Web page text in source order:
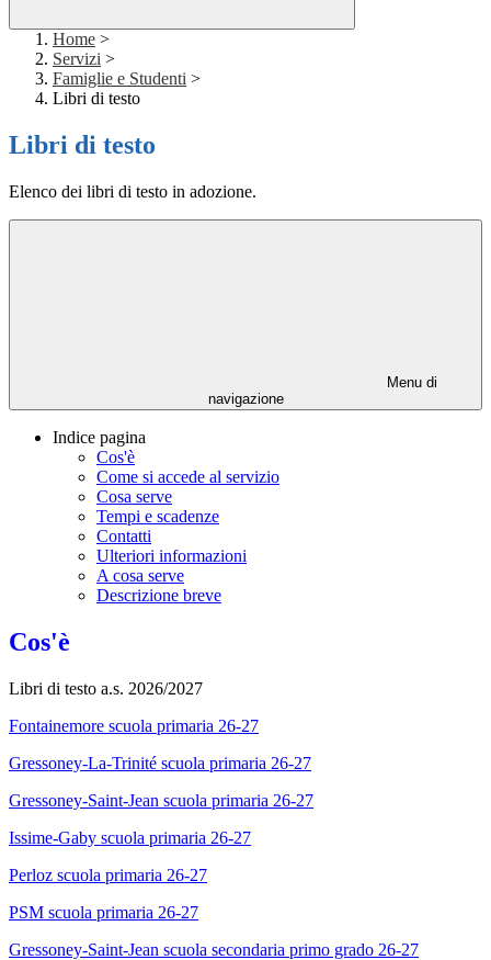
Home >
Servizi >
Famiglie e Studenti >
Libri di testo
Libri di testo
Elenco dei libri di testo in adozione.
Menu di
navigazione
Indice pagina
Cos'è
Come si accede al servizio
Cosa serve
Tempi e scadenze
Contatti
Ulteriori informazioni
A cosa serve
Descrizione breve
Cos'è
Libri di testo a.s. 2026/2027
Fontainemore scuola primaria 26-27
Gressoney-La-Trinité scuola primaria 26-27
Gressoney-Saint-Jean scuola primaria 26-27
Issime-Gaby scuola primaria 26-27
Perloz scuola primaria 26-27
PSM scuola primaria 26-27
Gressoney-Saint-Jean scuola secondaria primo grado 26-27